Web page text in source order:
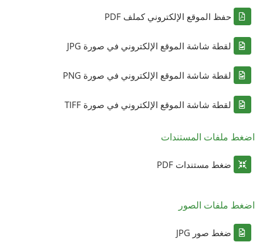
حفظ الموقع الإلكتروني كملف PDF
لقطة شاشة الموقع الإلكتروني في صورة JPG
لقطة شاشة الموقع الإلكتروني في صورة PNG
لقطة شاشة الموقع الإلكتروني في صورة TIFF
اضغط ملفات المستندات
ضغط مستندات PDF
اضغط ملفات الصور
ضغط صور JPG